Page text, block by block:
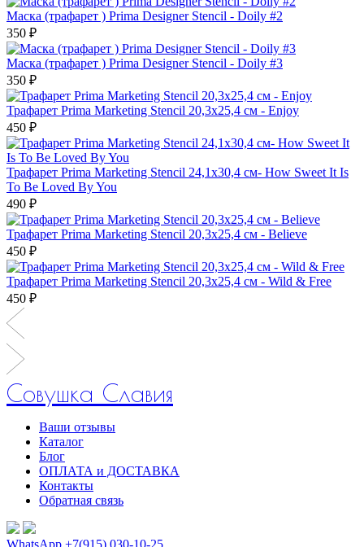
Маска (трафарет ) Prima Designer Stencil - Doily #2
350 ₽
Маска (трафарет ) Prima Designer Stencil - Doily #3
350 ₽
Трафарет Prima Marketing Stencil 20,3х25,4 см - Enjoy
450 ₽
Трафарет Prima Marketing Stencil 24,1х30,4 см- How Sweet It Is
To Be Loved By You
490 ₽
Трафарет Prima Marketing Stencil 20,3х25,4 см - Believe
450 ₽
Трафарет Prima Marketing Stencil 20,3х25,4 см - Wild & Free
450 ₽
Совушка Славия
Ваши отзывы
Каталог
Блог
ОПЛАТА и ДОСТАВКА
Контакты
Обратная связь
WhatsApp +7(915) 030-10-25